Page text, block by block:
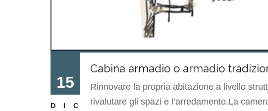
15
DIC
Cabina armadio o armadio
Rinnovare la propria abitazione a livello
rivalutare gli spazi e l’arredamento.La